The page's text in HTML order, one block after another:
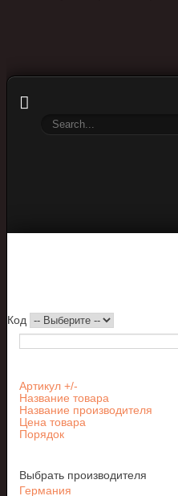
Код
Артикул +/-
Название товара
Название производителя
Цена товара
Порядок
Выбрать производителя
Германия